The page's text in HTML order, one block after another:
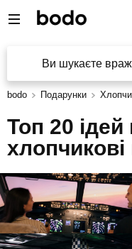
Ви шукаєте
bodo Подарунки
Топ 20
хлопчикові